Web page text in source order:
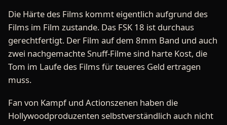
Die Härte des Films kommt eigentlich aufgrund des
Films im Film zustande. Das FSK 18 ist durchaus
gerechtfertigt. Der Film auf dem 8mm Band und auch
zwei nachgemachte Snuff-Filme sind harte Kost, die
Tom im Laufe des Films für teueres Geld ertragen
muss.
Fan von Kampf und Actionszenen haben die
Hollywoodproduzenten selbstverständlich auch nicht